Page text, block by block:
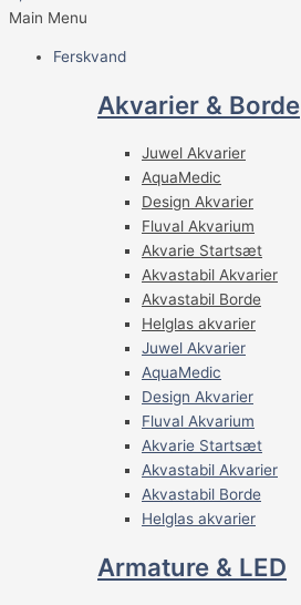
Main Menu
Ferskvand
Akvarier & Borde
Juwel Akvarier
AquaMedic
Design Akvarier
Fluval Akvarium
Akvarie Startsæt
Akvastabil Akvarier
Akvastabil Borde
Helglas akvarier
Juwel Akvarier
AquaMedic
Design Akvarier
Fluval Akvarium
Akvarie Startsæt
Akvastabil Akvarier
Akvastabil Borde
Helglas akvarier
Armature & LED